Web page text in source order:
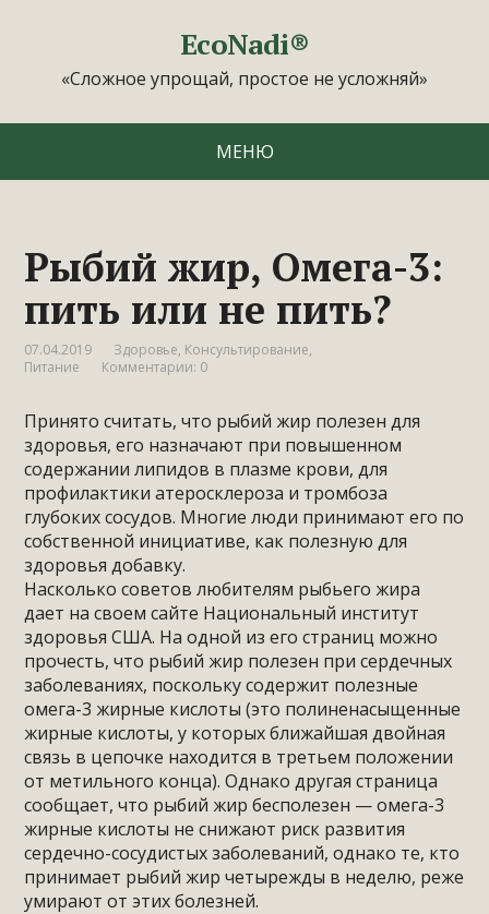
EcoNadi®
«Сложное упрощай, простое не усложняй»
МЕНЮ
Рыбий жир, Омега-3:
пить или не пить?
07.04.2019 Здоровье, Консультирование,
Питание
Комментарии: 0
Принято считать, что рыбий жир полезен для
здоровья, его назначают при повышенном
содержании липидов в плазме крови, для
профилактики атеросклероза и тромбоза
глубоких сосудов. Многие люди принимают его по
собственной инициативе, как полезную для
здоровья добавку.
Насколько советов любителям рыбьего жира
дает на своем сайте Национальный институт
здоровья США. На одной из его страниц можно
прочесть, что рыбий жир полезен при сердечных
заболеваниях, поскольку содержит полезные
омега-3 жирные кислоты (это полиненасыщенные
жирные кислоты, у которых ближайшая двойная
связь в цепочке находится в третьем положении
от метильного конца). Однако другая страница
сообщает, что рыбий жир бесполезен — омега-3
жирные кислоты не снижают риск развития
сердечно-сосудистых заболеваний, однако те, кто
принимает рыбий жир четырежды в неделю, реже
умирают от этих болезней.